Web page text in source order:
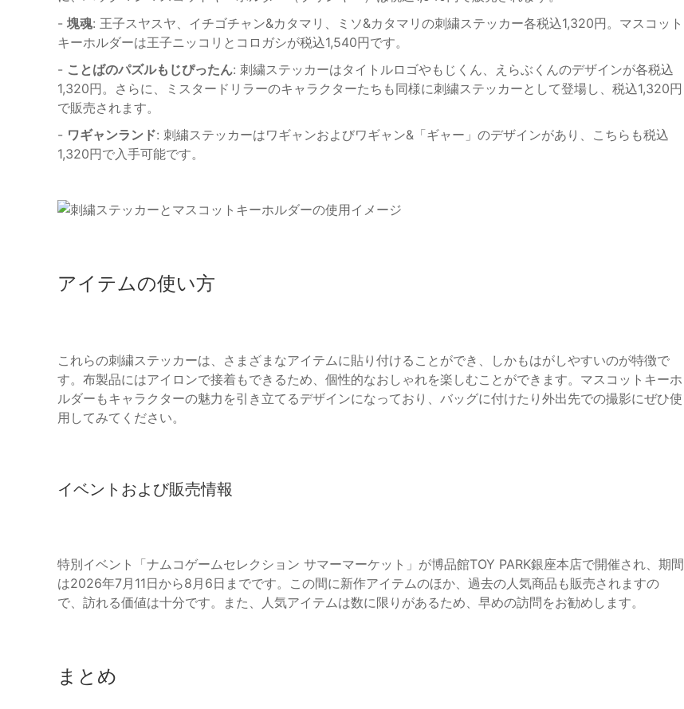
- 塊魂: 王子スヤスヤ、イチゴチャン&カタマリ、ミソ&カタマリの刺繍ステッカー各税込1,320円。マスコット
キーホルダーは王子ニッコリとコロガシが税込1,540円です。
- ことばのパズルもじぴったん: 刺繍ステッカーはタイトルロゴやもじくん、えらぶくんのデザインが各税込
1,320円。さらに、ミスタードリラーのキャラクターたちも同様に刺繍ステッカーとして登場し、税込1,320円
で販売されます。
- ワギャンランド: 刺繍ステッカーはワギャンおよびワギャン&「ギャー」のデザインがあり、こちらも税込
1,320円で入手可能です。
アイテムの使い方
これらの刺繍ステッカーは、さまざまなアイテムに貼り付けることができ、しかもはがしやすいのが特徴で
す。布製品にはアイロンで接着もできるため、個性的なおしゃれを楽しむことができます。マスコットキーホ
ルダーもキャラクターの魅力を引き立てるデザインになっており、バッグに付けたり外出先での撮影にぜひ使
用してみてください。
イベントおよび販売情報
特別イベント「ナムコゲームセレクション サマーマーケット」が博品館TOY PARK銀座本店で開催され、期間
は2026年7月11日から8月6日までです。この間に新作アイテムのほか、過去の人気商品も販売されますの
で、訪れる価値は十分です。また、人気アイテムは数に限りがあるため、早めの訪問をお勧めします。
まとめ